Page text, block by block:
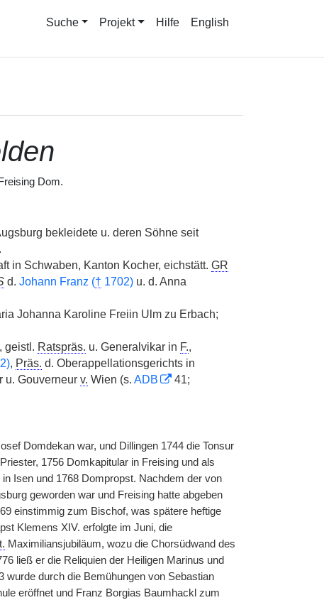
Suche Projekt Hilfe English
Freising Dom.
bekleidete u. deren Söhne seit
in Schwaben, Kanton Kocher, eichstätt. GR
d. Johann Franz († 1702)u. d. Anna
Johanna Karoline Freiin Ulm zu Erbach;
geistl. Ratspräs. u. Generalvikar in F.,
, Präs. d. Oberappellationsgerichts in
u. Gouverneur v. Wien (s. ADB
41;
Domdekan war, und Dillingen 1744 die Tonsur
1756 Domkapitular in Freising und als
in Isen und 1768 Dompropst. Nachdem der von
geworden war und Freising hatte abgeben
einstimmig zum Bischof, was spätere heftige
Klemens XIV. erfolgte im Juni, die
Maximiliansjubiläum, wozu die Chorsüdwand des
ließ er die Reliquien der Heiligen Marinus und
wurde durch die Bemühungen von Sebastian
eröffnet und Franz Borgias Baumhackl zum